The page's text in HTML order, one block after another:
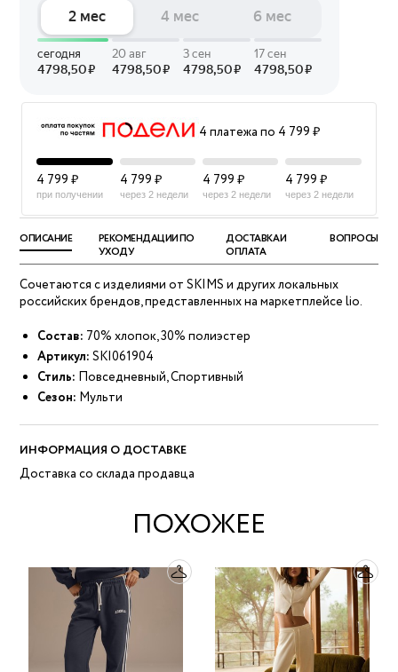
4 платежа по 4 799 ₽
4 799 ₽
при получении
4 799 ₽
через 2 недели
4 799 ₽
через 2 недели
4 799 ₽
через 2 недели
ОПИСАНИЕ
РЕКОМЕНДАЦИИ ПО
УХОДУ
ДОСТАВКА И
ОПЛАТА
ВОПРОСЫ
Сочетаются с изделиями от SKIMS и других локальных
российских брендов, представленных на маркетплейсе lio.
Состав: 70% хлопок, 30% полиэстер
Артикул: SKI061904
Стиль: Повседневный, Спортивный
Сезон: Мульти
ИНФОРМАЦИЯ О ДОСТАВКЕ
Доставка со склада продавца
ПОХОЖЕЕ